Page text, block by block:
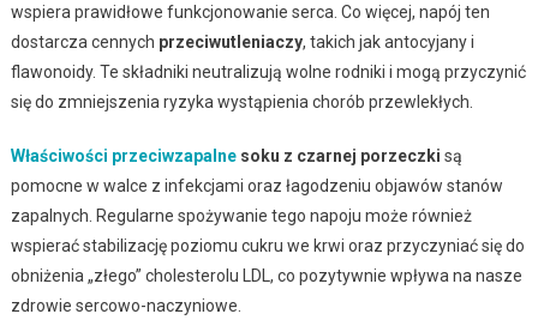
wspiera prawidłowe funkcjonowanie serca. Co więcej, napój ten
dostarcza cennych przeciwutleniaczy, takich jak antocyjany i
flawonoidy. Te składniki neutralizują wolne rodniki i mogą przyczynić
się do zmniejszenia ryzyka wystąpienia chorób przewlekłych.
Właściwości przeciwzapalnesoku z czarnej porzeczki są
pomocne w walce z infekcjami oraz łagodzeniu objawów stanów
zapalnych. Regularne spożywanie tego napoju może również
wspierać stabilizację poziomu cukru we krwi oraz przyczyniać się do
obniżenia „złego” cholesterolu LDL, co pozytywnie wpływa na nasze
zdrowie sercowo-naczyniowe.